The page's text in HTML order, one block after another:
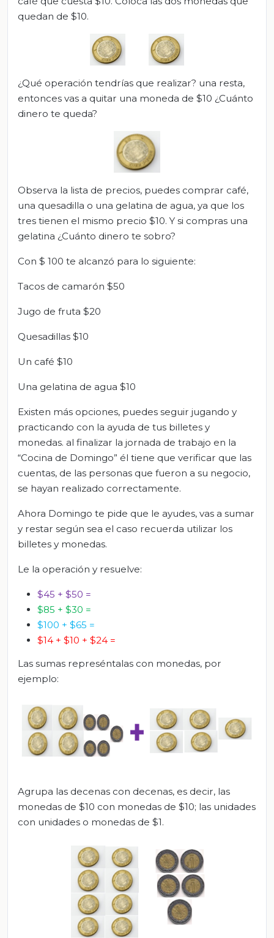
quedan de $10.
¿Qué operación tendrías que realizar? una resta,
entonces vas a quitar una moneda de $10 ¿Cuánto
dinero te queda?
Observa la lista de precios, puedes comprar café,
una quesadilla o una gelatina de agua, ya que los
tres tienen el mismo precio $10. Y si compras una
gelatina ¿Cuánto dinero te sobro?
Con $ 100 te alcanzó para lo siguiente:
Tacos de camarón $50
Jugo de fruta $20
Quesadillas $10
Un café $10
Una gelatina de agua $10
Existen más opciones, puedes seguir jugando y
practicando con la ayuda de tus billetes y
monedas. al finalizar la jornada de trabajo en la
“Cocina de Domingo” él tiene que verificar que las
cuentas, de las personas que fueron a su negocio,
se hayan realizado correctamente.
Ahora Domingo te pide que le ayudes, vas a sumar
y restar según sea el caso recuerda utilizar los
billetes y monedas.
Le la operación y resuelve:
$45 + $50 =
$85 + $30 =
$100 + $65 =
$14 + $10 + $24 =
Las sumas represéntalas con monedas, por
ejemplo:
Agrupa las decenas con decenas, es decir, las
monedas de $10 con monedas de $10; las unidades
con unidades o monedas de $1.